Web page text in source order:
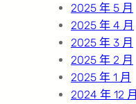
2025 年 5 月
2025 年 4 月
2025 年 3 月
2025 年 2 月
2025 年 1 月
2024 年 12 月